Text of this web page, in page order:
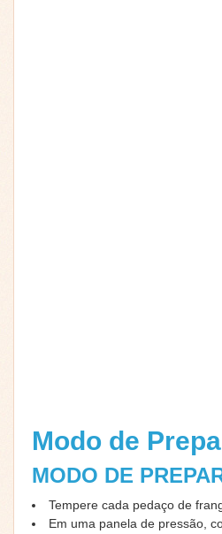
Modo de
MODO DE
Tempere cada pedaço de
Em uma panela de pressão,